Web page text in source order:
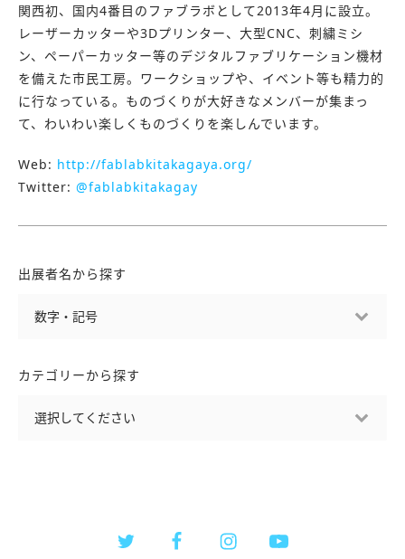
関西初、国内4番目のファブラボとして2013年4月に設立。
レーザーカッターや3Dプリンター、大型CNC、刺繍ミシ
ン、ペーパーカッター等のデジタルファブリケーション機材
を備えた市民工房。ワークショップや、イベント等も精力的
に行なっている。ものづくりが大好きなメンバーが集まっ
て、わいわい楽しくものづくりを楽しんでいます。
Web: http://fablabkitakagaya.org/
Twitter: @fablabkitakagay
出展者名から探す
カテゴリーから探す